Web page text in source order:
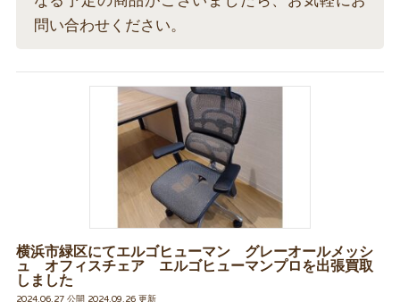
問い合わせください。
横浜市緑区にてエルゴヒューマン グレーオールメッシ
ュ オフィスチェア エルゴヒューマンプロを出張買取
しました
2024.06.27 公開 2024.09.26 更新